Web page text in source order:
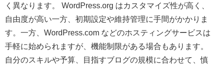
く異なります。 WordPress.org はカスタマイズ性が高く、
自由度が高い一方、初期設定や維持管理に手間がかかりま
す。一方、WordPress.com などのホスティングサービスは
手軽に始められますが、機能制限がある場合もあります。
自分のスキルや予算、目指すブログの規模に合わせて、慎